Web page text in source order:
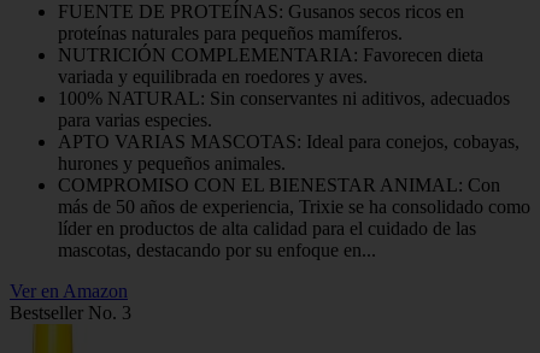
FUENTE DE PROTEÍNAS: Gusanos secos ricos en
proteínas naturales para pequeños mamíferos.
NUTRICIÓN COMPLEMENTARIA: Favorecen dieta
variada y equilibrada en roedores y aves.
100% NATURAL: Sin conservantes ni aditivos, adecuados
para varias especies.
APTO VARIAS MASCOTAS: Ideal para conejos, cobayas,
hurones y pequeños animales.
COMPROMISO CON EL BIENESTAR ANIMAL: Con
más de 50 años de experiencia, Trixie se ha consolidado como
líder en productos de alta calidad para el cuidado de las
mascotas, destacando por su enfoque en...
Ver en Amazon
Bestseller No. 3